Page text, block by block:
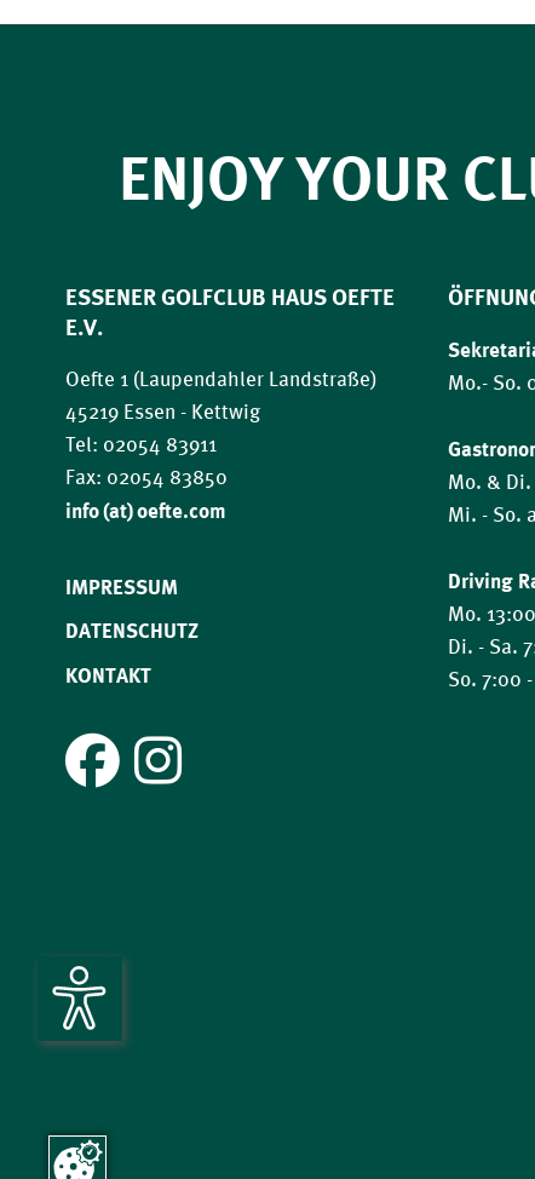
ENJOY YOUR
ESSENER GOLFCLUB HAUS OEFTE
E.V.
Oefte 1 (Laupendahler Landstraße)
45219 Essen - Kettwig
Tel: 02054 83911
Fax: 02054 83850
​​​​​​​info (at) oefte.com
IMPRESSUM
DATENSCHUTZ
KONTAKT
Mo.- So.
Mo. &
Mi. - So.
Driving
Mo.
Di. - Sa.
So. 7:00